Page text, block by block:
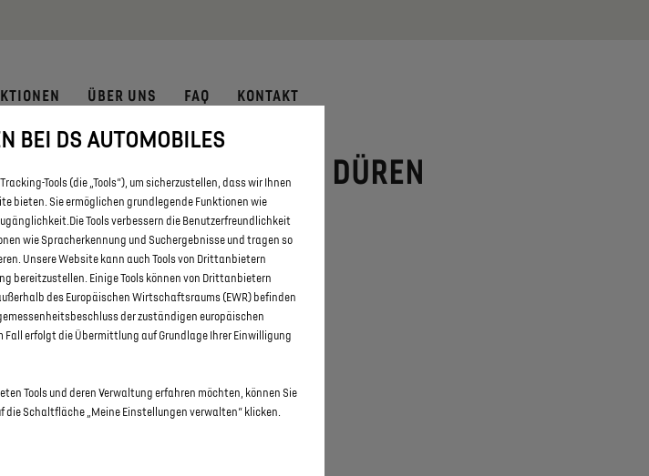
ÜBER UNS FAQ KONTAKT
DS 3 CROSSBACK IN DÜREN
BEI DS AUTOMOBILES
Tools (die „Tools“), um sicherzustellen, dass wir Ihnen
bieten. Sie ermöglichen grundlegende Funktionen wie
Tools verbessern die Benutzerfreundlichkeit
wie Spracherkennung und Suchergebnisse und tragen so
Unsere Website kann auch Tools von Drittanbietern
bereitzustellen. Einige Tools können von Drittanbietern
des Europäischen Wirtschaftsraums (EWR) befinden
der zuständigen europäischen
Fall erfolgt die Übermittlung auf Grundlage Ihrer Einwilligung
Tools und deren Verwaltung erfahren möchten, können Sie
die Schaltfläche „Meine Einstellungen verwalten“ klicken.